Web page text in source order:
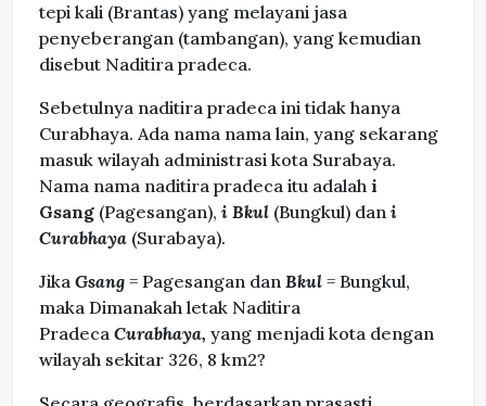
tepi kali (Brantas) yang melayani jasa
penyeberangan (tambangan), yang kemudian
disebut Naditira pradeca.
Sebetulnya naditira pradeca ini tidak hanya
Curabhaya. Ada nama nama lain, yang sekarang
masuk wilayah administrasi kota Surabaya.
Nama nama naditira pradeca itu adalah i
Gsang (Pagesangan), i Bkul (Bungkul) dan i
Curabhaya (Surabaya).
Jika Gsang = Pagesangan dan Bkul = Bungkul,
maka Dimanakah letak Naditira
Pradeca Curabhaya, yang menjadi kota dengan
wilayah sekitar 326, 8 km2?